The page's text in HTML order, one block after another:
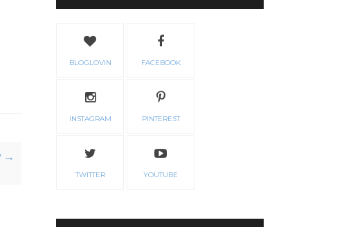
→
BLOGLOVIN FACEBOOK
INSTAGRAM PINTEREST
TWITTER YOUTUBE